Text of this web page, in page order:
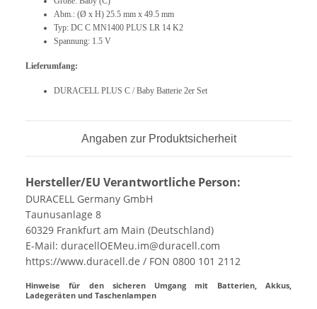
Abm.: (Ø x H) 25.5 mm x 49.5 mm
Typ: DC C MN1400 PLUS LR 14 K2
Spannung: 1.5 V
Lieferumfang:
DURACELL PLUS C / Baby Batterie 2er Set
Angaben zur Produktsicherheit
Hersteller/EU Verantwortliche Person:
DURACELL Germany GmbH
Taunusanlage 8
60329 Frankfurt am Main (Deutschland)
E-Mail: duracellOEMeu.im@duracell.com
https://www.duracell.de / FON 0800 101 2112
Hinweise für den sicheren Umgang mit Batterien, Akkus,
Ladegeräten und Taschenlampen